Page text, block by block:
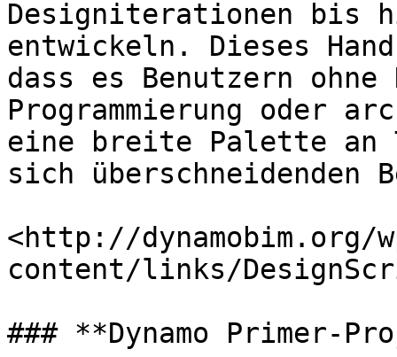
Designiterationen bis
entwickeln. Dieses
dass es Benutzern
Programmierung oder
eine breite Palette an
sich überschneidenden
<http://dynamobim.org/
content/links/
### **Dynamo Primer-